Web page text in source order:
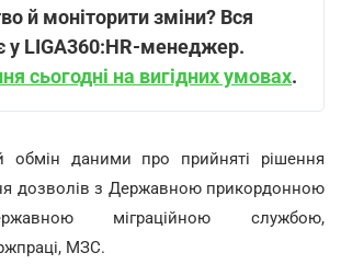
й моніторити зміни? Вся
у LIGA360:HR-менеджер.
сьогодні на вигідних умовах.
обмін даними про прийняті рішення
дозволів з Державною прикордонною
міграційною службою,
МЗС.